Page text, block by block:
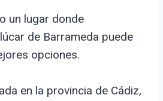
un lugar donde
de Barrameda puede
opciones.
en la provincia de Cádiz,